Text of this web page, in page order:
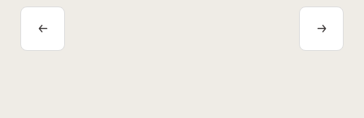
Évènement